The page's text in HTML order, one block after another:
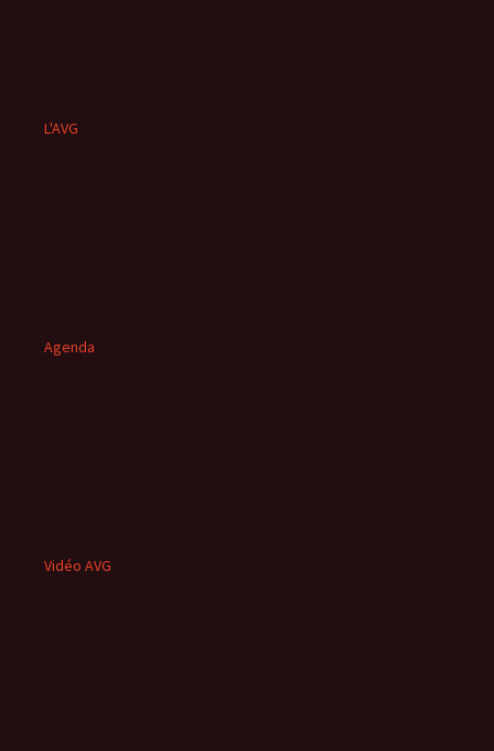
L'AVG
Agenda
Vidéo AVG